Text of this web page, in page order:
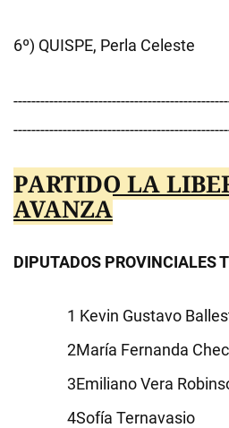
6º) QUISPE, Perla Celeste
PARTIDO LA
AVANZA
DIPUTADOS PROVINCIALES
Kevin Gustavo
María Fernanda
Emiliano Vera
Sofía Ternavasio